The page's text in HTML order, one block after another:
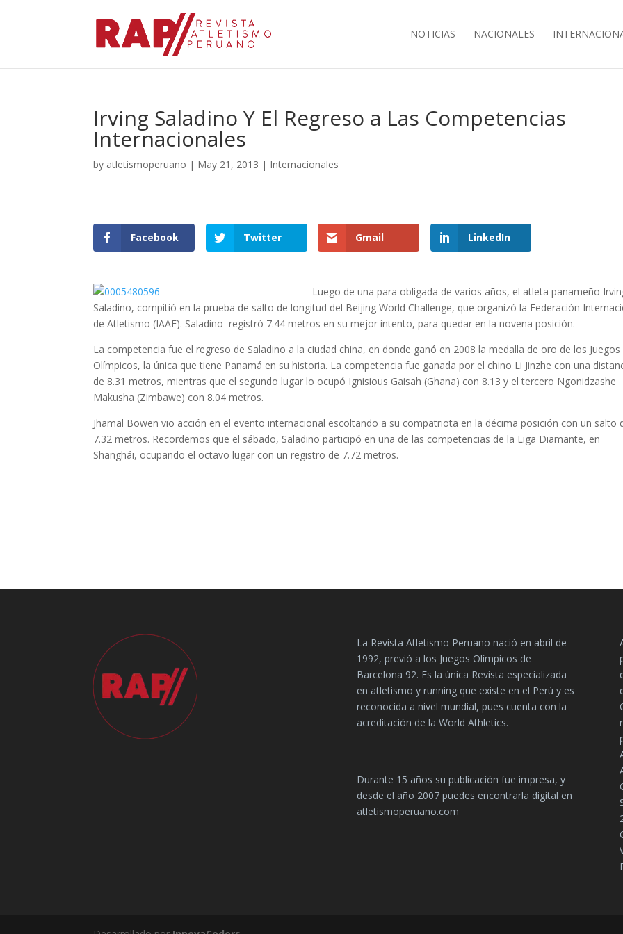
NOTICIAS NACIONALES
Irving Saladino Y El Regreso a Las Competencias
Internacionales
by atletismoperuano | May 21, 2013 | Internacionales
Facebook Twitter Gmail LinkedIn
Luego de una para obligada de varios años, el atleta panameño
Saladino, compitió en la prueba de salto de longitud del Beijing World Challenge, que organizó la Federación
de Atletismo (IAAF). Saladino registró 7.44 metros en su mejor intento, para quedar en la novena posición.
La competencia fue el regreso de Saladino a la ciudad china, en donde ganó en 2008 la medalla de oro de los Juegos
Olímpicos, la única que tiene Panamá en su historia. La competencia fue ganada por el chino Li Jinzhe con una
de 8.31 metros, mientras que el segundo lugar lo ocupó Ignisious Gaisah (Ghana) con 8.13 y el tercero Ngonidzashe
Makusha (Zimbawe) con 8.04 metros.
Jhamal Bowen vio acción en el evento internacional escoltando a su compatriota en la décima posición con un salto
7.32 metros. Recordemos que el sábado, Saladino participó en una de las competencias de la Liga Diamante, en
Shanghái, ocupando el octavo lugar con un registro de 7.72 metros.
La Revista Atletismo Peruano nació en abril de
1992, previó a los Juegos Olímpicos de
Barcelona 92. Es la única Revista especializada
en atletismo y running que existe en el Perú y es
reconocida a nivel mundial, pues cuenta con la
acreditación de la World Athletics.
Durante 15 años su publicación fue impresa, y
desde el año 2007 puedes encontrarla digital en
atletismoperuano.com